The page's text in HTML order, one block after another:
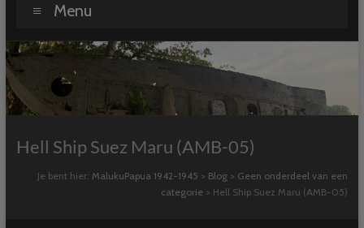
Menu
Hell Ship Suez Maru (AMB-05)
Je bent hier: MalukuPapua 1942-1945 > Blog > Geen onderdeel van een
categorie > Hell Ship Suez Maru (AMB-05)